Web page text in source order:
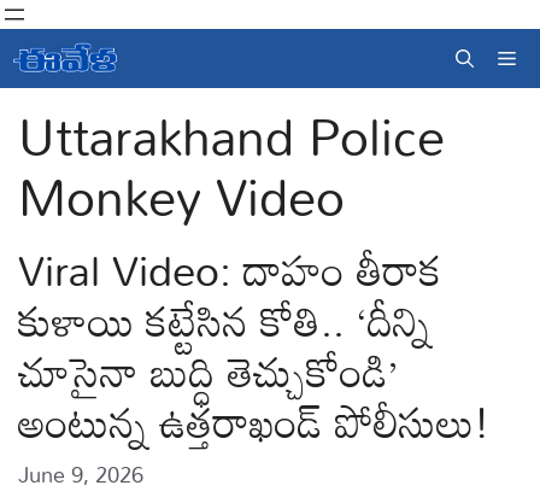
Skip
to
content
Uttarakhand Police
Monkey Video
Viral Video: దాహం తీరాక
కుళాయి కట్టేసిన కోతి.. ‘దీన్ని
చూసైనా బుద్ధి తెచ్చుకోండి’
అంటున్న ఉత్తరాఖండ్ పోలీసులు!
June 9, 2026